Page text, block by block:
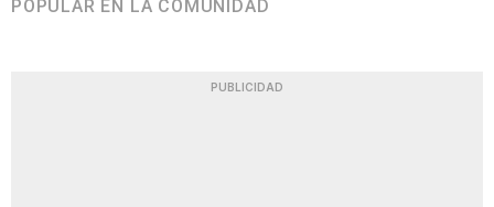
POPULAR EN LA COMUNIDAD
PUBLICIDAD